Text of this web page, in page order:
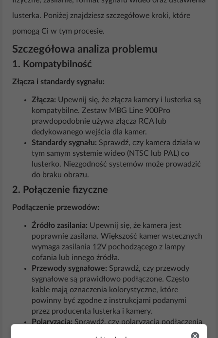
lusterka. Poniżej znajdziesz szczegółowe kroki, które
pomogą Ci w tym procesie.
Szczegółowa analiza problemu
1. Kompatybilność
Złącza i standardy sygnału:
Złącza: Upewnij się, że złącza kamery i lusterka są
kompatybilne. Zestaw MBG Line 900Pro
prawdopodobnie używa złącza RCA lub
dedykowanego wejścia dla kamer.
Standardy sygnału: Sprawdź, czy kamera działa w
tym samym systemie wideo (NTSC lub PAL) co
lusterko. Niezgodność systemów może prowadzić
do braku obrazu.
2. Połączenie fizyczne
Podłączenie przewodów:
Źródło zasilania: Upewnij się, że kamera jest
poprawnie zasilana. Większość kamer wstecznych
wymaga zasilania 12V pochodzącego z lampy
cofania lub innego źródła.
Przewody sygnałowe: Sprawdź, czy przewody
sygnałowe są prawidłowo podłączone. Często
kable mają oznaczenia kolorystyczne, które
powinny być zgodne z instrukcjami podanymi
przez producenta lusterka i kamery.
Polaryzacja: Sprawdź, czy polaryzacja podłączenia